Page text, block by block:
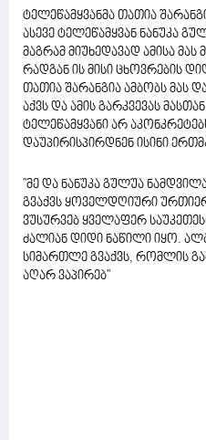
ტელეწამყვანმა თათია
ასევე ტელეწამყვან ნანუკა
მაგრამ მიუხედავად ამისა მას
რადგან ის მისი ცხოვრების
თათია შარანგია ამბობს მას
აქვს და ამის გარკვევას
ტელეწამყვანი არ
დაუპირისპირდნენ ისინი
''მე და ნანუკა გულუა
გვაქვს ყოველდღიური
ვუსურვებ ყველაფერ
ძალიან დიდი ნაწილი იყო.
სიმართლე გვაქვს, რომლის
აღარ ვაპირებ''